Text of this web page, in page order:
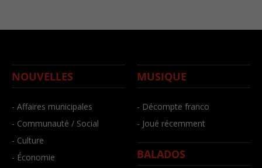
NOUVELLES
- Affaires municipales
- Communauté / Social
- Culture
- Économie
MUSIQUE
- Décompte franco
- Joué récemment
BALADOS